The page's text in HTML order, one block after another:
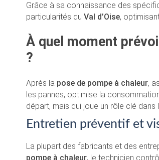
Grâce à sa connaissance des
particularités du Val d’Oise,
À quel moment
?
Après la pose de pompe à chaleur,
les pannes, optimise la
départ, mais qui joue un rôle clé dans
Entretien préventif et
La plupart des fabricants et des
pompe à chaleur, le technicien